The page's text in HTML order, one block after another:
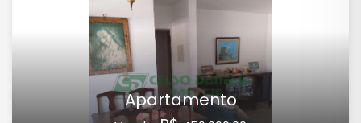
Apartamento